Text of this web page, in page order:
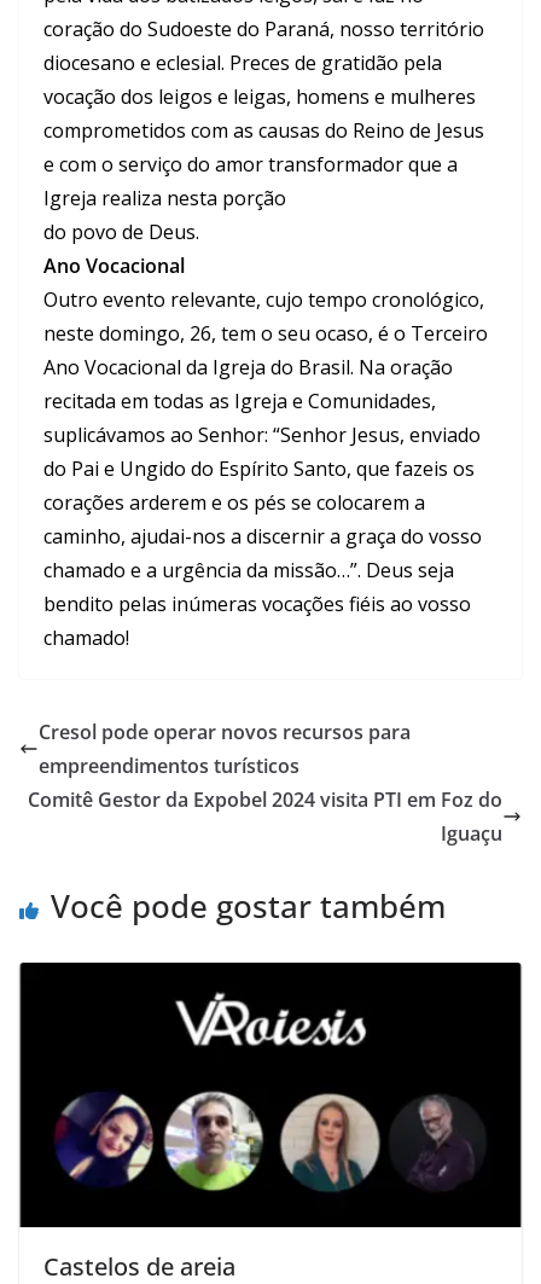
coração do Sudoeste do Paraná, nosso território
diocesano e eclesial. Preces de gratidão pela
vocação dos leigos e leigas, homens e mulheres
comprometidos com as causas do Reino de Jesus
e com o serviço do amor transformador que a
Igreja realiza nesta porção
do povo de Deus.
Ano Vocacional
Outro evento relevante, cujo tempo cronológico,
neste domingo, 26, tem o seu ocaso, é o Terceiro
Ano Vocacional da Igreja do Brasil. Na oração
recitada em todas as Igreja e Comunidades,
suplicávamos ao Senhor: “Senhor Jesus, enviado
do Pai e Ungido do Espírito Santo, que fazeis os
corações arderem e os pés se colocarem a
caminho, ajudai-nos a discernir a graça do vosso
chamado e a urgência da missão…”. Deus seja
bendito pelas inúmeras vocações fiéis ao vosso
chamado!
Cresol pode operar novos recursos para
empreendimentos turísticos
Comitê Gestor da Expobel 2024 visita PTI em Foz do
Iguaçu
Você pode gostar também
Castelos de areia